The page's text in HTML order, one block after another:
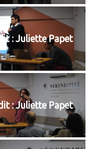
: Juliette Papet
: Juliette Papet